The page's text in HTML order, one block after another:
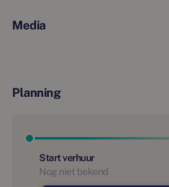
Media
Planning
Start verhuur
Nog niet bekend